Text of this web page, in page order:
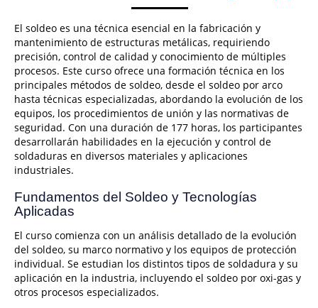
El soldeo es una técnica esencial en la fabricación y
mantenimiento de estructuras metálicas, requiriendo
precisión, control de calidad y conocimiento de múltiples
procesos. Este curso ofrece una formación técnica en los
principales métodos de soldeo, desde el soldeo por arco
hasta técnicas especializadas, abordando la evolución de los
equipos, los procedimientos de unión y las normativas de
seguridad. Con una duración de 177 horas, los participantes
desarrollarán habilidades en la ejecución y control de
soldaduras en diversos materiales y aplicaciones
industriales.
Fundamentos del Soldeo y Tecnologías
Aplicadas
El curso comienza con un análisis detallado de la evolución
del soldeo, su marco normativo y los equipos de protección
individual. Se estudian los distintos tipos de soldadura y su
aplicación en la industria, incluyendo el soldeo por oxi-gas y
otros procesos especializados.